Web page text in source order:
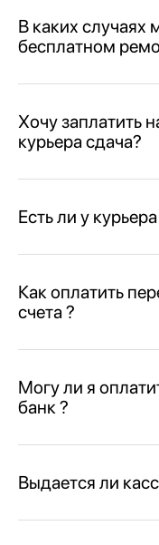
В каких случаях
бесплатном
Хочу заплатить
курьера сдача?
Есть ли у
Как оплатить
счета ?
Могу ли я
банк ?
Выдается ли